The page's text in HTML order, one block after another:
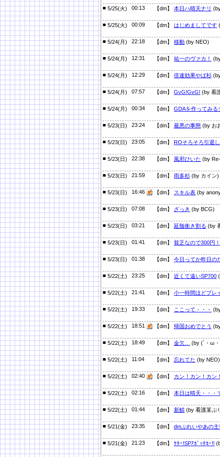
■ 5/25(火) 00:13 【dm】 本日ハ晴天ナリ
■ 5/25(火) 00:09 【dm】 はじめましてです
■ 5/24(月) 22:18 【dm】 移動 (by NEO)
■ 5/24(月) 12:31 【dm】 祐一のヴァカ！
■ 5/24(月) 12:29 【dm】 倍速効果やば杉
■ 5/24(月) 07:57 【dm】 GvG!GvG! (by 看
■ 5/24(月) 00:34 【dm】 GDAを作ってみる
■ 5/23(日) 23:24 【dm】 最悪の事態 (by お
■ 5/23(日) 23:05 【dm】 ROそろそろ引退
■ 5/23(日) 22:38 【dm】 風邪ひいた (by
■ 5/23(日) 21:59 【dm】 雨多杉 (by カイン)
■ 5/23(日) 16:46 【dm】 スキル表 (by
■ 5/23(日) 07:08 【dm】 ざっき (by BCG)
■ 5/23(日) 03:21 【dm】 延髄衝き割る (by
■ 5/23(日) 01:41 【dm】 貧乏なので300円！
■ 5/23(日) 01:38 【dm】 今日ってか昨日の
■ 5/22(土) 23:25 【dm】 近くて遠いSP700
■ 5/22(土) 21:41 【dm】 小一時間ほどプレ
■ 5/22(土) 19:33 【dm】 ここって・・・
■ 5/22(土) 18:51 【dm】 帰国おめでとう
■ 5/22(土) 18:49 【dm】 金欠… (by (`・ω・
■ 5/22(土) 11:04 【dm】 忘れてた (by NEO)
■ 5/22(土) 02:40 【dm】 カン！カン！カン
■ 5/22(土) 02:16 【dm】 本日は晴天・・・
■ 5/22(土) 01:44 【dm】 新鯖 (by 看護某ぷ
■ 5/21(金) 23:35 【dm】 dmぷれいやあの主
■ 5/21(金) 21:23 【dm】 ﾔﾀｰ!SPｱｶﾞｯﾀﾖｰ!!